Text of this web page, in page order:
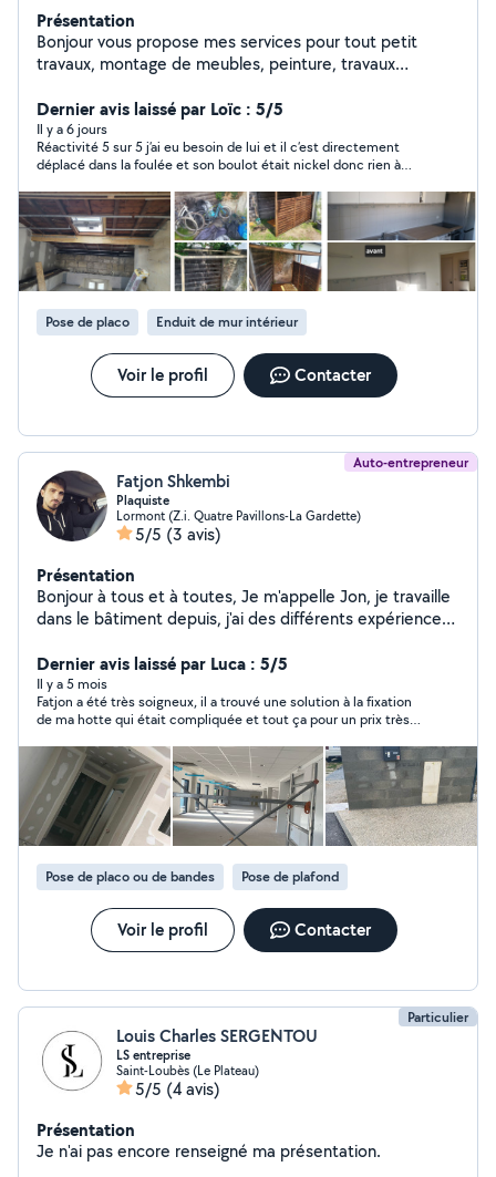
Présentation
Bonjour vous propose mes services pour tout petit
travaux, montage de meubles, peinture, travaux
Dernier avis laissé par Loïc : 5/5
Il y a 6 jours
Réactivité 5 sur 5 j’ai eu besoin de lui et il c’est directement
déplacé dans la foulée et son boulot était nickel donc rien à
merci encore
Pose de placo Enduit de mur intérieur
Voir le profil Contacter
Auto-entrepreneur
Fatjon Shkembi
Plaquiste
Lormont (Z.i. Quatre Pavillons-La Gardette)
5/5 (3 avis)
Présentation
Bonjour à tous et à toutes, Je m'appelle Jon, je travaille
dans le bâtiment depuis, j'ai des différents expériences
bricolages merci.
Dernier avis laissé par Luca : 5/5
Il y a 5 mois
Fatjon a été très soigneux, il a trouvé une solution à la fixation
de ma hotte qui était compliquée et tout ça pour un prix très
Je recommande à tous de lui confier vos projets.
Pose de placo ou de bandes Pose de plafond
Voir le profil Contacter
Particulier
Louis Charles SERGENTOU
LS entreprise
Saint-Loubès (Le Plateau)
5/5 (4 avis)
Présentation
Je n'ai pas encore renseigné ma présentation.